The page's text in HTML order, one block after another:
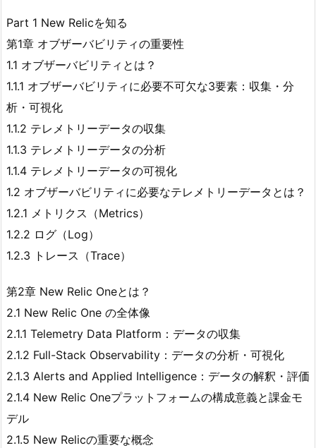
Part 1 New Relicを知る
第1章 オブザーバビリティの重要性
1.1 オブザーバビリティとは？
1.1.1 オブザーバビリティに必要不可欠な3要素：収集・分
析・可視化
1.1.2 テレメトリーデータの収集
1.1.3 テレメトリーデータの分析
1.1.4 テレメトリーデータの可視化
1.2 オブザーバビリティに必要なテレメトリーデータとは？
1.2.1 メトリクス（Metrics）
1.2.2 ログ（Log）
1.2.3 トレース（Trace）
第2章 New Relic Oneとは？
2.1 New Relic One の全体像
2.1.1 Telemetry Data Platform：データの収集
2.1.2 Full-Stack Observability：データの分析・可視化
2.1.3 Alerts and Applied Intelligence：データの解釈・評価
2.1.4 New Relic Oneプラットフォームの構成意義と課金モ
デル
2.1.5 New Relicの重要な概念